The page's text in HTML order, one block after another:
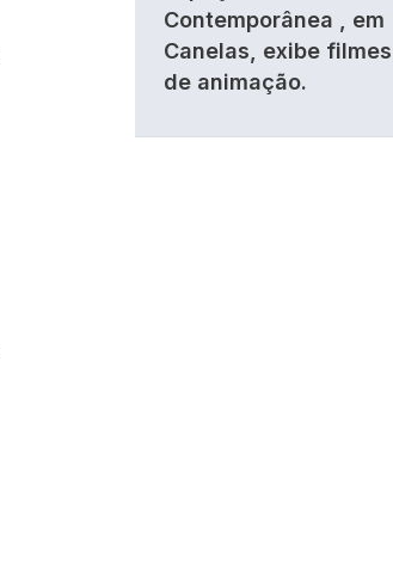
Contemporânea , em
Canelas, exibe filmes
de animação.